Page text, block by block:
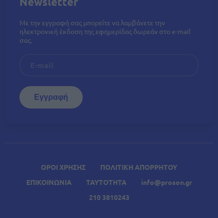
ΟΡΟΙ ΧΡΗΣΗΣ
ΠΟΛΙΤΙΚΗ ΑΠΟΡΡΗΤΟΥ
ΕΠΙΚΟΙΝΩΝΙΑ
ΤΑΥΤΟΤΗΤΑ
info@proson.gr
210 3810243
Με την εγγραφή σας μπορείτε να λαμβάνετε την
ηλεκτρονική έκδοση της εφημερίδας δωρεάν στο e-mail
σας.